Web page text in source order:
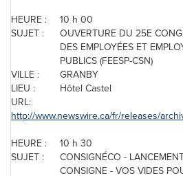
HEURE :
10 h 00
SUJET :
OUVERTURE DU 25E
DES EMPLOYÉES ET
PUBLICS (FEESP-CSN)
VILLE :
GRANBY
LIEU :
Hôtel Castel
URL:
http://www.newswire.ca/fr/releases/
HEURE :
10 h 30
SUJET :
CONSIGNÉCO -
CONSIGNE - VOS VIDES